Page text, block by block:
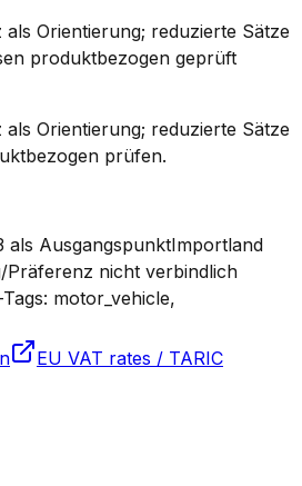
Orientierung; reduzierte Sätze
produktbezogen geprüft
Orientierung; reduzierte Sätze
prüfen.
als AusgangspunktImportland
Präferenz nicht verbindlich
motor_vehicle,
EU VAT rates / TARIC